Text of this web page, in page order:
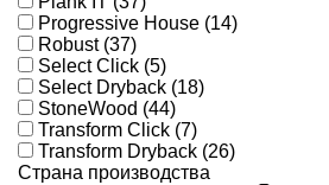
Progressive House (14)
Robust (37)
Select Click (5)
Select Dryback (18)
StoneWood (44)
Transform Click (7)
Transform Dryback (26)
Страна производства